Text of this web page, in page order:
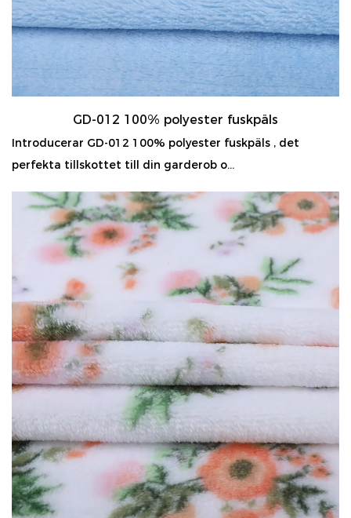
GD-012 100% polyester fuskpäls
Introducerar GD-012 100% polyester fuskpäls , det
perfekta tillskottet till din garderob o...